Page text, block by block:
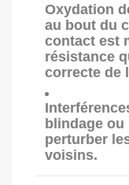
Oxydation
au bout du
contact est
résistance
correcte de
blindage
perturber
voisins.